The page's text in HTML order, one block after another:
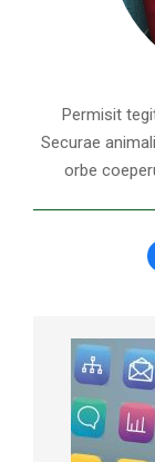
Permisit
Securae
orbe